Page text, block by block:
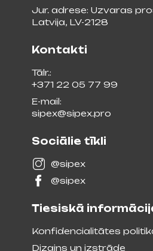
Jur. adrese: Uzvaras
Latvija, LV-2128
Kontakti
Tālr.:
+371 22 05 77 99
E-mail:
sipex@sipex.pro
Sociālie tīkli
@sipex
@sipex
Tiesiskā
Konfidencialitātes
Dizains un izstrāde